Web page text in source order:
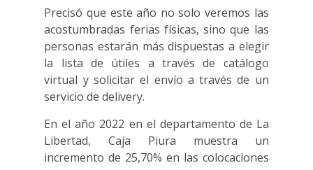
Precisó que este año no solo veremos las
acostumbradas ferias físicas, sino que las
personas estarán más dispuestas a elegir
la lista de útiles a través de catálogo
virtual y solicitar el envío a través de un
servicio de delivery.
En el año 2022 en el departamento de La
Libertad, Caja Piura muestra un
incremento de 25,70% en las colocaciones